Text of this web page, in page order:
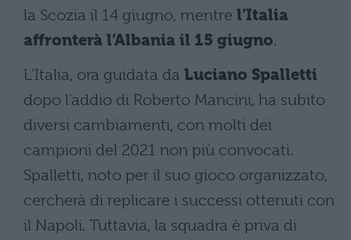
la Scozia il 14 giugno, mentre l’Italia
affronterà l’Albania il 15 giugno.
L’Italia, ora guidata da Luciano Spalletti
dopo l’addio di Roberto Mancini, ha subito
diversi cambiamenti, con molti dei
campioni del 2021 non più convocati.
Spalletti, noto per il suo gioco organizzato,
cercherà di replicare i successi ottenuti con
il Napoli. Tuttavia, la squadra è priva di